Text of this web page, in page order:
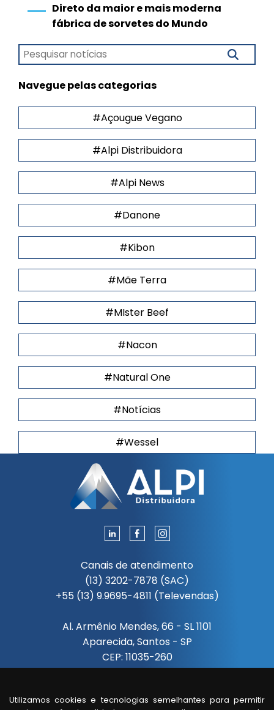
Navegue pelas categorias
#Açougue Vegano
#Alpi Distribuidora
#Alpi News
#Danone
#Kibon
#Mãe Terra
#MIster Beef
#Nacon
#Natural One
#Notícias
#Wessel
Direto da maior e mais moderna
fábrica de sorvetes do Mundo
Utilizamos cookies e tecnologias semelhantes para permitir
Canais de atendimento
(13) 3202-7878 (SAC)
+55 (13) 9.9695-4811 (Televendas)
Al. Armênio Mendes, 66 - SL 1101
Aparecida, Santos - SP
CEP: 11035-260